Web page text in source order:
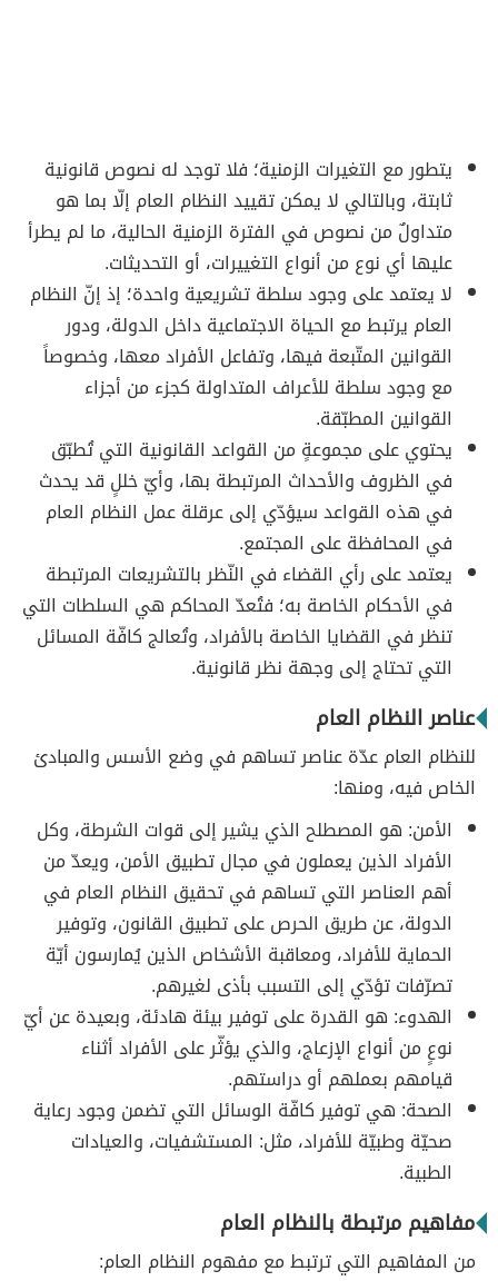
يتطور مع التغيرات الزمنية؛ فلا توجد له نصوص قانونية
ثابتة، وبالتالي لا يمكن تقييد النظام العام إلّا بما هو
متداولٌ من نصوص في الفترة الزمنية الحالية، ما لم يطرأ
عليها أي نوع من أنواع التغييرات، أو التحديثات.
لا يعتمد على وجود سلطة تشريعية واحدة؛ إذ إنّ النظام
العام يرتبط مع الحياة الاجتماعية داخل الدولة، ودور
القوانين المتّبعة فيها، وتفاعل الأفراد معها، وخصوصاً
مع وجود سلطة للأعراف المتداولة كجزء من أجزاء
القوانين المطبّقة.
يحتوي على مجموعةٍ من القواعد القانونية التي تُطبّق
في الظروف والأحداث المرتبطة بها، وأيّ خللٍ قد يحدث
في هذه القواعد سيؤدّي إلى عرقلة عمل النظام العام
في المحافظة على المجتمع.
يعتمد على رأي القضاء في النّظر بالتشريعات المرتبطة
في الأحكام الخاصة به؛ فتُعدّ المحاكم هي السلطات التي
تنظر في القضايا الخاصة بالأفراد، وتُعالج كافّة المسائل
التي تحتاج إلى وجهة نظر قانونية.
عناصر النظام العام
للنظام العام عدّة عناصر تساهم في وضع الأسس والمبادئ
الخاص فيه، ومنها:
الأمن: هو المصطلح الذي يشير إلى قوات الشرطة، وكل
الأفراد الذين يعملون في مجال تطبيق الأمن، ويعدّ من
أهم العناصر التي تساهم في تحقيق النظام العام في
الدولة، عن طريق الحرص على تطبيق القانون، وتوفير
الحماية للأفراد، ومعاقبة الأشخاص الذين يُمارسون أيّة
تصرّفات تؤدّي إلى التسبب بأذى لغيرهم.
الهدوء: هو القدرة على توفير بيئة هادئة، وبعيدة عن أيّ
نوعٍ من أنواع الإزعاج، والذي يؤثّر على الأفراد أثناء
قيامهم بعملهم أو دراستهم.
الصحة: هي توفير كافّة الوسائل التي تضمن وجود رعاية
صحيّة وطبيّة للأفراد، مثل: المستشفيات، والعيادات
الطبية.
مفاهيم مرتبطة بالنظام العام
من المفاهيم التي ترتبط مع مفهوم النظام العام: